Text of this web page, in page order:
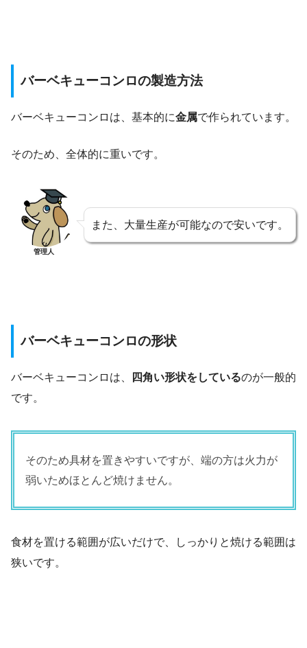
バーベキューコンロの製造方法
バーベキューコンロは、基本的に金属で作られています。
そのため、全体的に重いです。
管理人
また、大量生産が可能なので安いです。
バーベキューコンロの形状
バーベキューコンロは、 四角い形状をしているのが一般的
です。
そのため具材を置きやすいですが、端の方は火力が
弱いためほとんど焼けません。
食材を置ける範囲が広いだけで、しっかりと焼ける範囲は
狭いです。